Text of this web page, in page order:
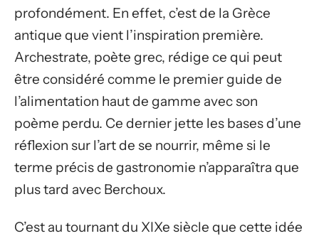
profondément. En effet, c’est de la Grèce
antique que vient l’inspiration première.
Archestrate, poète grec, rédige ce qui peut
être considéré comme le premier guide de
l’alimentation haut de gamme avec son
poème perdu. Ce dernier jette les bases d’une
réflexion sur l’art de se nourrir, même si le
terme précis de gastronomie n’apparaîtra que
plus tard avec Berchoux.
C’est au tournant du XIXe siècle que cette idée